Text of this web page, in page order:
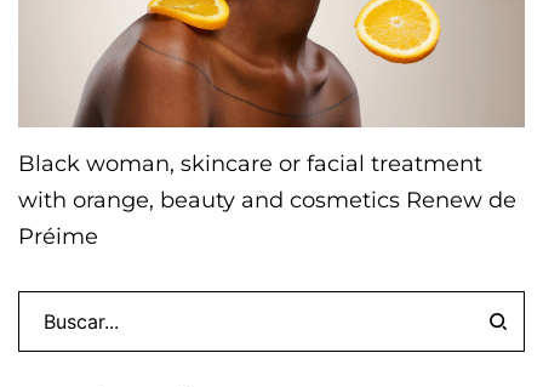
Black woman, skincare or facial treatment
with orange, beauty and cosmetics Renew de
Préime